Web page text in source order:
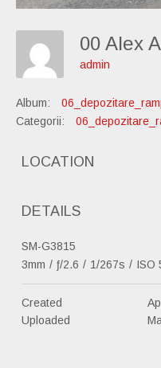
admin
Album:
Categorii:
LOCATION
DETAILS
SM-G3815
3mm / ƒ/2.6 / 1/267s / ISO
Created
Uploaded